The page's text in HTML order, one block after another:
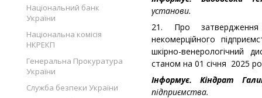
Національний банк
України
Національна комісія
НКРЕКП
Генеральна Прокуратура
України
Служба безпеки України
установи.
21. Про затвердження
некомерційного
шкірно-венерологічний
станом на 01 січня 2025
Інформує. Кіндрат
підприємства.